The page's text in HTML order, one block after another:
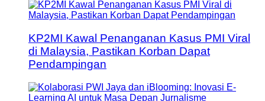
KP2MI Kawal Penanganan Kasus PMI Viral
di Malaysia, Pastikan Korban Dapat
Pendampingan